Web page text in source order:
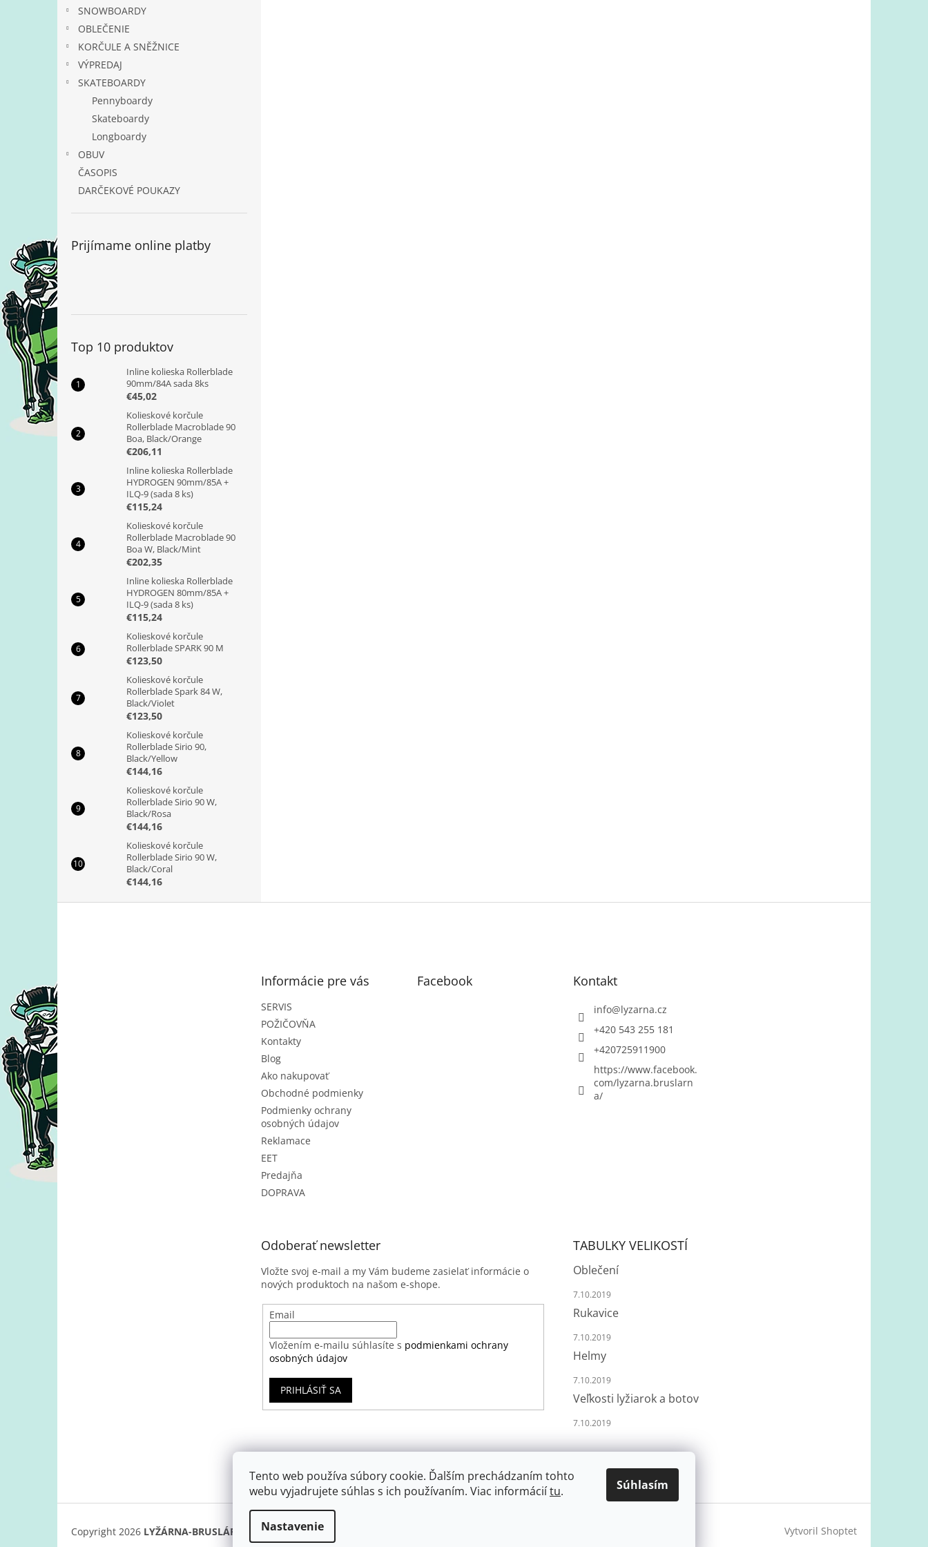
Tento web používa súbory cookie. Ďalším prechádzaním tohto
webu vyjadrujete súhlas s ich používaním. Viac informáciítu.
Nastavenie
Súhlasím
SNOWBOARDY
OBLEČENIE
KORČULE A SNĚŽNICE
VÝPREDAJ
SKATEBOARDY
Pennyboardy
Skateboardy
Longboardy
OBUV
ČASOPIS
DARČEKOVÉ POUKAZY
Prijímame online platby
Top 10 produktov
Inline kolieska Rollerblade
90mm/84A sada 8ks
€45,02
Kolieskové korčule
Rollerblade Macroblade 90
Boa, Black/Orange
€206,11
Inline kolieska Rollerblade
HYDROGEN 90mm/85A +
ILQ-9 (sada 8 ks)
€115,24
Kolieskové korčule
Rollerblade Macroblade 90
Boa W, Black/Mint
€202,35
Inline kolieska Rollerblade
HYDROGEN 80mm/85A +
ILQ-9 (sada 8 ks)
€115,24
Kolieskové korčule
Rollerblade SPARK 90 M
€123,50
Kolieskové korčule
Rollerblade Spark 84 W,
Black/Violet
€123,50
Kolieskové korčule
Rollerblade Sirio 90,
Black/Yellow
€144,16
Kolieskové korčule
Rollerblade Sirio 90 W,
Black/Rosa
€144,16
Kolieskové korčule
Rollerblade Sirio 90 W,
Black/Coral
€144,16
Informácie pre vás
SERVIS
POŽIČOVŇA
Kontakty
Blog
Ako nakupovať
Obchodné podmienky
Podmienky ochrany
osobných údajov
Reklamace
EET
Predajňa
DOPRAVA
Facebook Kontakt
info@lyzarna.cz
+420 543 255 181
+420725911900
https://www.facebook.
com/lyzarna.bruslarn
a/
Odoberať newsletter
Vložte svoj e-mail a my Vám budeme zasielať informácie o
nových produktoch na našom e-shope.
Email
Vložením e-mailu súhlasíte s podmienkami ochrany
osobných údajov
PRIHLÁSIŤ SA
TABULKY VELIKOSTÍ
Oblečení
7.10.2019
Rukavice
7.10.2019
Helmy
7.10.2019
Veľkosti lyžiarok a botov
7.10.2019
Vytvoril Shoptet
Copyright 2026 LYŽÁRNA-BRUSLÁRNA . Všetky práva vyhradené.